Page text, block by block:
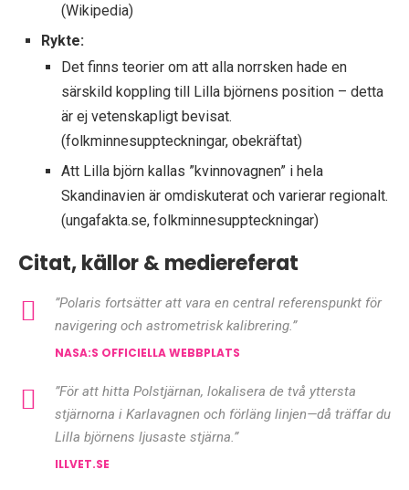
(Wikipedia)
Rykte:
Det finns teorier om att alla norrsken hade en
särskild koppling till Lilla björnens position – detta
är ej vetenskapligt bevisat.
(folkminnesuppteckningar, obekräftat)
Att Lilla björn kallas ”kvinnovagnen” i hela
Skandinavien är omdiskuterat och varierar regionalt.
(ungafakta.se, folkminnesuppteckningar)
Citat, källor & mediereferat
”Polaris fortsätter att vara en central referenspunkt för
navigering och astrometrisk kalibrering.”
NASA:S OFFICIELLA WEBBPLATS
”För att hitta Polstjärnan, lokalisera de två yttersta
stjärnorna i Karlavagnen och förläng linjen—då träffar du
Lilla björnens ljusaste stjärna.”
ILLVET.SE